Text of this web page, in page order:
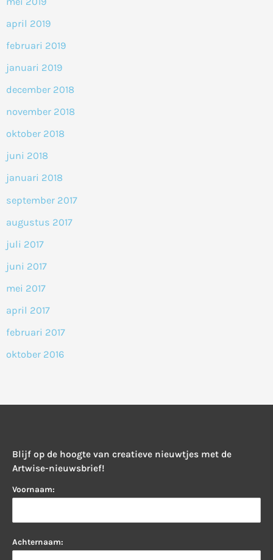
april 2019
februari 2019
januari 2019
december 2018
november 2018
oktober 2018
juni 2018
januari 2018
september 2017
augustus 2017
juli 2017
juni 2017
mei 2017
april 2017
februari 2017
oktober 2016
Blijf op de hoogte van creatieve nieuwtjes met de
Artwise-nieuwsbrief!
Voornaam:
Achternaam: